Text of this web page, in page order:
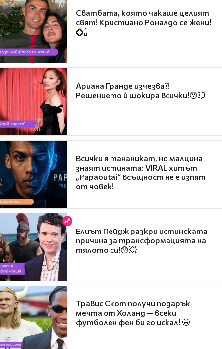
Сватбата, която чакаше целият
свят! Кристиано Роналдо се жени!
💍🍾
Ариана Гранде изчезва?!
Решението ѝ шокира всички!😯💥
Всички я тананикат, но малцина
знаят истината: VIRAL хитът
„Papaoutai“ всъщност не е изпят
от човек!
Елиът Пейдж разкри истинската
причина за трансформацията на
тялото си!😯💥
Травис Скот получи подарък
мечта от Холанд — всеки
футболен фен би го искал! 🤩